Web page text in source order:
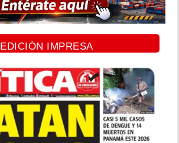
EDICIÓN IMPRESA